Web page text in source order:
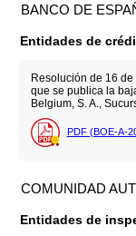
BANCO DE
Entidades de
Resolución de 16
que se publica la
Belgium, S. A.,
PDF (BOE-A-
COMUNIDAD
Entidades de